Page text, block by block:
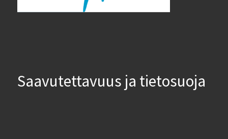
Saavutettavuus ja tietosuoja